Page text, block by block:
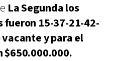
La Segunda los
15-37-21-42-
y para el
$650.000.000.